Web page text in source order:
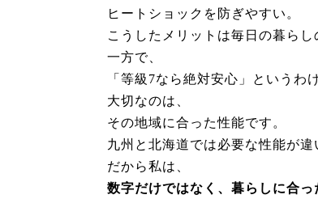
ヒートショックを防ぎやすい。
こうしたメリットは毎日の暮らし
一方で、
「等級7なら絶対安心」というわ
大切なのは、
その地域に合った性能です。
九州と北海道では必要な性能が違
だから私は、
数字だけではなく、暮らしに合っ